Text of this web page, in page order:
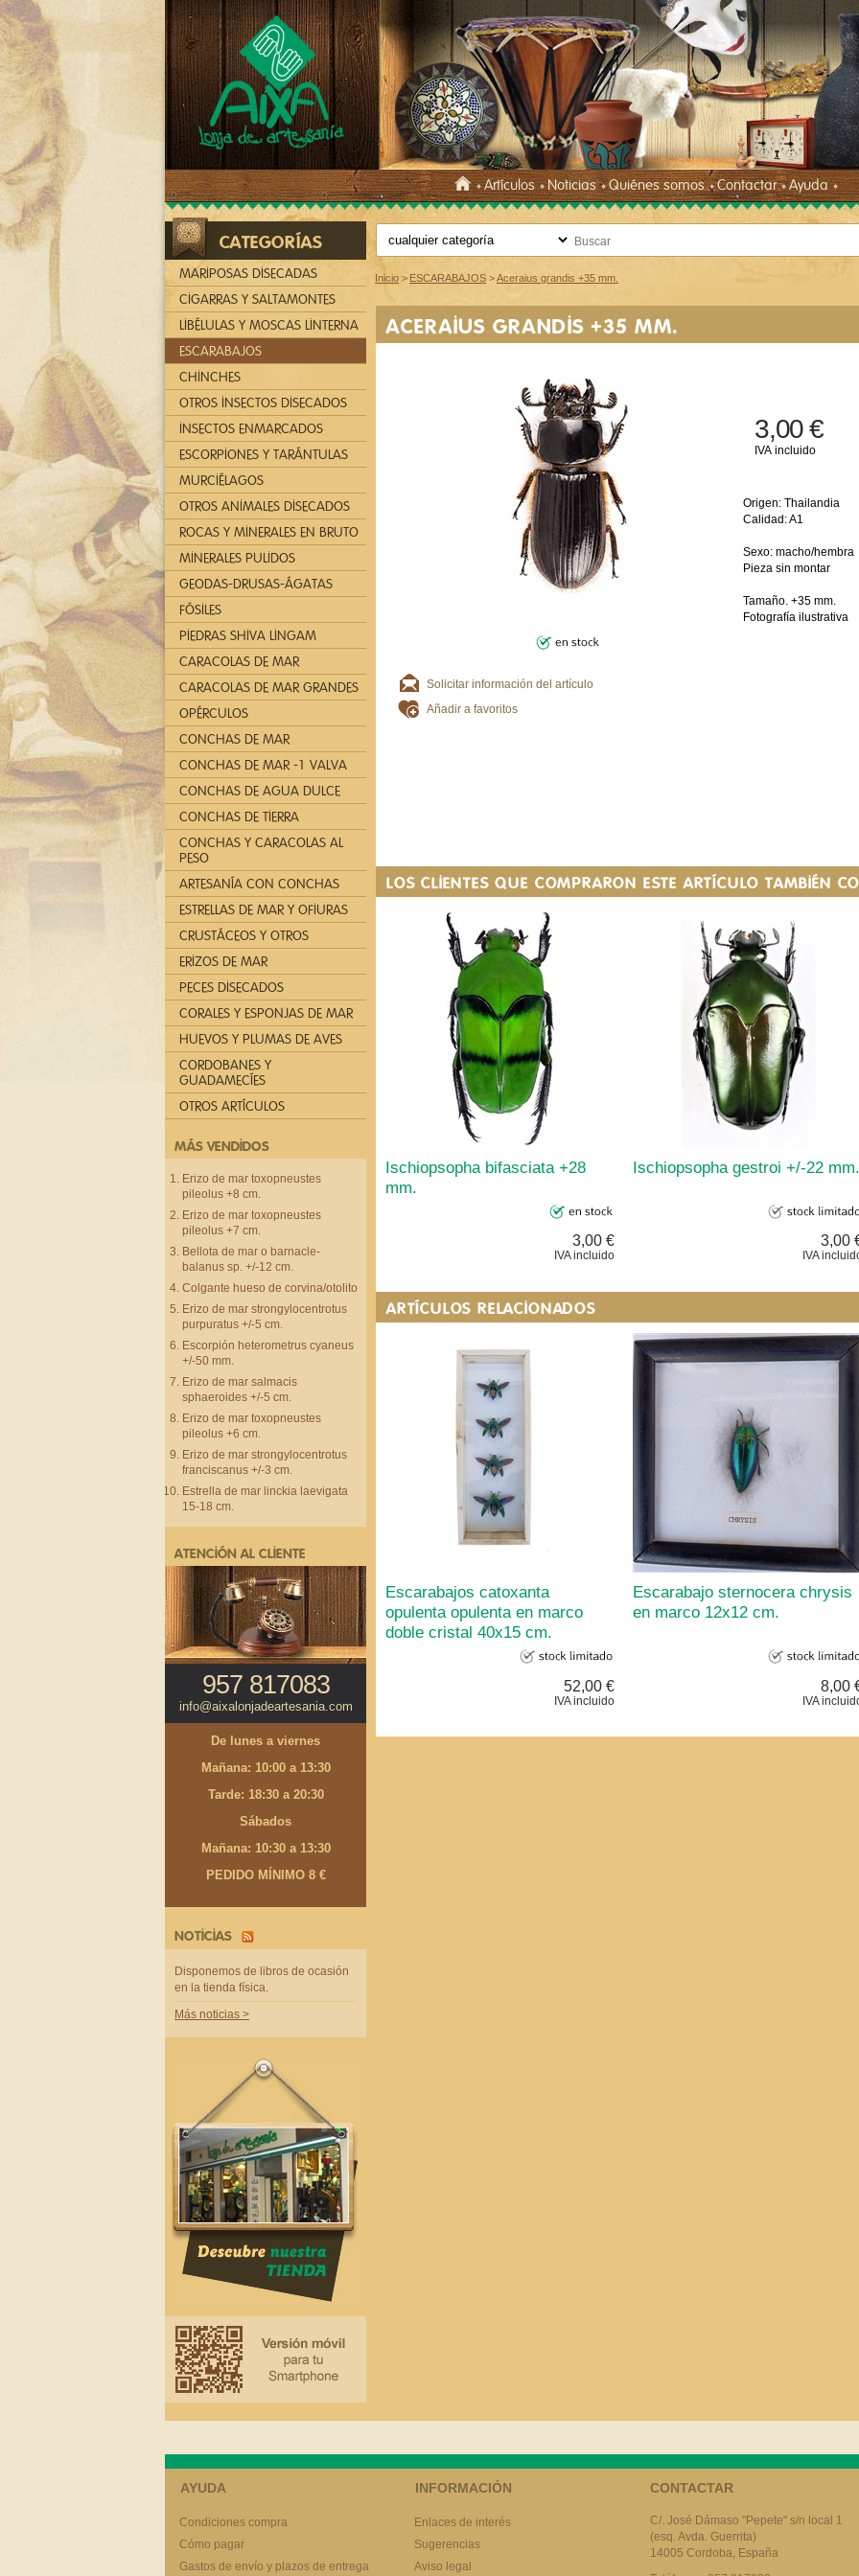
Inicio > ESCARABAJOS >Aceraius grandis +35 mm.
ACERAIUS GRANDIS +35 MM.
3,00 €
IVA incluido
Solicitar información del artículo
Añadir a favoritos
Origen: Thailandia
Calidad: A1
Sexo: macho/hembra
Pieza sin montar
Tamaño. +35 mm.
Fotografía ilustrativa
LOS CLIENTES QUE COMPRARON ESTE ARTÍCULO TAMBIÉN
Ischiopsopha bifasciata +28
mm.
3,00 €
IVA incluido
Ischiopsopha gestroi +/-22
3,00
IVA
ARTÍCULOS RELACIONADOS
Escarabajos catoxanta
opulenta opulenta en marco
doble cristal 40x15 cm.
52,00 €
IVA incluido
Escarabajo sternocera chrysis
en marco 12x12 cm.
8,00
IVA
CATEGORÍAS
MARIPOSAS DISECADAS
CIGARRAS Y SALTAMONTES
LIBÉLULAS Y MOSCAS LINTERNA
ESCARABAJOS
CHINCHES
OTROS INSECTOS DISECADOS
INSECTOS ENMARCADOS
ESCORPIONES Y TARÁNTULAS
MURCIÉLAGOS
OTROS ANIMALES DISECADOS
ROCAS Y MINERALES EN BRUTO
MINERALES PULIDOS
GEODAS-DRUSAS-ÁGATAS
FÓSILES
PIEDRAS SHIVA LINGAM
CARACOLAS DE MAR
CARACOLAS DE MAR GRANDES
OPÉRCULOS
CONCHAS DE MAR
CONCHAS DE MAR -1 VALVA
CONCHAS DE AGUA DULCE
CONCHAS DE TIERRA
CONCHAS Y CARACOLAS AL
PESO
ARTESANÍA CON CONCHAS
ESTRELLAS DE MAR Y OFIURAS
CRUSTÁCEOS Y OTROS
ERIZOS DE MAR
PECES DISECADOS
CORALES Y ESPONJAS DE MAR
HUEVOS Y PLUMAS DE AVES
CORDOBANES Y
GUADAMECÍES
OTROS ARTÍCULOS
MÁS VENDIDOS
Erizo de mar toxopneustes
pileolus +8 cm.
Erizo de mar toxopneustes
pileolus +7 cm.
Bellota de mar o barnacle-
balanus sp. +/-12 cm.
Colgante hueso de corvina/otolito
Erizo de mar strongylocentrotus
purpuratus +/-5 cm.
Escorpión heterometrus cyaneus
+/-50 mm.
Erizo de mar salmacis
sphaeroides +/-5 cm.
Erizo de mar toxopneustes
pileolus +6 cm.
Erizo de mar strongylocentrotus
franciscanus +/-3 cm.
Estrella de mar linckia laevigata
15-18 cm.
ATENCIÓN AL CLIENTE
957 817083
info@aixalonjadeartesania.com
De lunes a viernes
Mañana: 10:00 a 13:30
Tarde: 18:30 a 20:30
Sábados
Mañana: 10:30 a 13:30
PEDIDO MÍNIMO 8 €
NOTICIAS
Disponemos de libros de ocasión
en la tienda física.
Más noticias >
Artículos Noticias Quiénes somos Contactar Ayuda
AYUDA
Condiciones compra
Cómo pagar
Gastos de envío y plazos de entrega
INFORMACIÓN
Enlaces de interés
Sugerencias
Aviso legal
CONTACTAR
C/. José Dámaso "Pepete" s/n local 1
(esq. Avda. Guerrita)
14005 Cordoba, España